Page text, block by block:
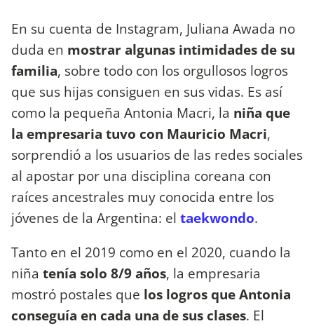
En su cuenta de Instagram, Juliana Awada no
duda en mostrar algunas intimidades de su
familia, sobre todo con los orgullosos logros
que sus hijas consiguen en sus vidas. Es así
como la pequeña Antonia Macri, la niña que
la empresaria tuvo con Mauricio Macri,
sorprendió a los usuarios de las redes sociales
al apostar por una disciplina coreana con
raíces ancestrales muy conocida entre los
jóvenes de la Argentina: el taekwondo.
Tanto en el 2019 como en el 2020, cuando la
niña tenía solo 8/9 años, la empresaria
mostró postales que los logros que Antonia
conseguía en cada una de sus clases. El